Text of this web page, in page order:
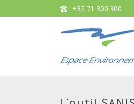
+32 71 300 300